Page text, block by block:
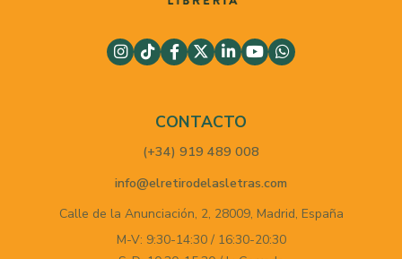
CONTACTO
(+34) 919 489 008
info@elretirodelasletras.com
Calle de la Anunciación, 2, 28009, Madrid, España
M-V: 9:30-14:30 / 16:30-20:30